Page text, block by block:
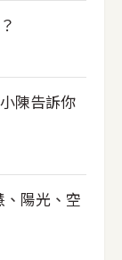
：不一定
屋前日以
陳告訴你
陽光、空